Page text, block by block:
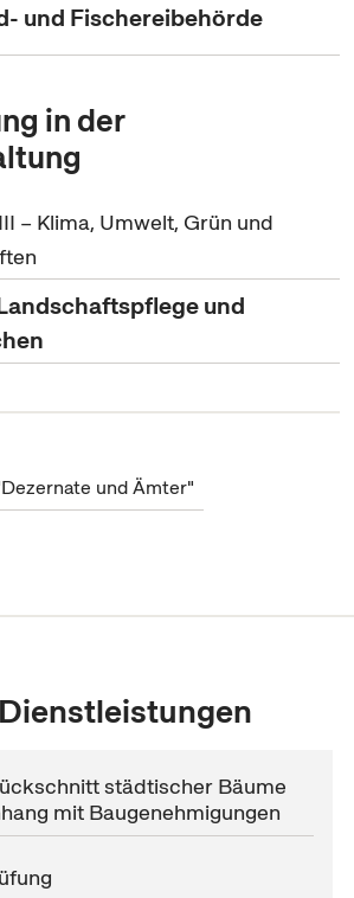
und Fischereibehörde
in der
– Klima, Umwelt, Grün und
und
und Ämter"
städtischer Bäume
mit Baugenehmigungen